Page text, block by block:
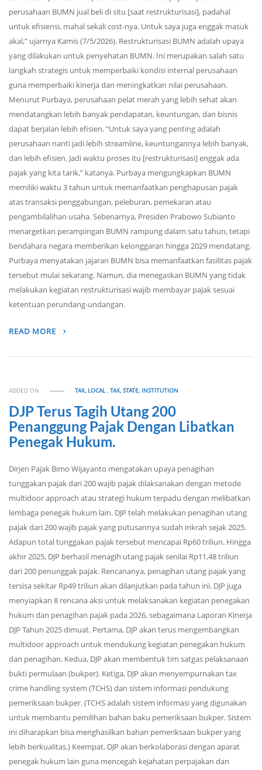
perusahaan BUMN jual beli di situ [saat restrukturisasi], padahal
untuk efisiensi, mahal sekali cost-nya. Untuk saya juga enggak masuk
akal,” ujarnya Kamis (7/5/2026). Restrukturisasi BUMN adalah upaya
yang dilakukan untuk penyehatan BUMN. Ini merupakan salah satu
langkah strategis untuk memperbaiki kondisi internal perusahaan
guna memperbaiki kinerja dan meningkatkan nilai perusahaan.
Menurut Purbaya, perusahaan pelat merah yang lebih sehat akan
mendatangkan lebih banyak pendapatan, keuntungan, dan bisnis
dapat berjalan lebih efisien. “Untuk saya yang penting adalah
perusahaan nanti jadi lebih streamline, keuntungannya lebih banyak,
dan lebih efisien. Jadi waktu proses itu [restrukturisasi] enggak ada
pajak yang kita tarik,” katanya. Purbaya mengungkapkan BUMN
memiliki waktu 3 tahun untuk memanfaatkan penghapusan pajak
atas transaksi penggabungan, peleburan, pemekaran atau
pengambilalihan usaha. Sebenarnya, Presiden Prabowo Subianto
menargetkan perampingan BUMN rampung dalam satu tahun, tetapi
bendahara negara memberikan kelonggaran hingga 2029 mendatang.
Purbaya menyatakan jajaran BUMN bisa memanfaatkan fasilitas pajak
tersebut mulai sekarang. Namun, dia menegaskan BUMN yang tidak
melakukan kegiatan restrukturisasi wajib membayar pajak sesuai
ketentuan perundang-undangan.
READ MORE
ADDED ON TAX, LOCAL,TAX, STATE, INSTITUTION
DJP Terus Tagih Utang 200
Penanggung Pajak Dengan Libatkan
Penegak Hukum.
Dirjen Pajak Bimo Wijayanto mengatakan upaya penagihan
tunggakan pajak dari 200 wajib pajak dilaksanakan dengan metode
multidoor approach atau strategi hukum terpadu dengan melibatkan
lembaga penegak hukum lain. DJP telah melakukan penagihan utang
pajak dari 200 wajib pajak yang putusannya sudah inkrah sejak 2025.
Adapun total tunggakan pajak tersebut mencapai Rp60 triliun. Hingga
akhir 2025, DJP berhasil menagih utang pajak senilai Rp11,48 triliun
dari 200 penunggak pajak. Rencananya, penagihan utang pajak yang
tersisa sekitar Rp49 triliun akan dilanjutkan pada tahun ini. DJP juga
menyiapkan 8 rencana aksi untuk melaksanakan kegiatan penegakan
hukum dan penagihan pajak pada 2026, sebagaimana Laporan Kinerja
DJP Tahun 2025 dimuat. Pertama, DJP akan terus mengembangkan
multidoor approach untuk mendukung kegiatan penegakan hukum
dan penagihan. Kedua, DJP akan membentuk tim satgas pelaksanaan
bukti permulaan (bukper). Ketiga, DJP akan menyempurnakan tax
crime handling system (TCHS) dan sistem informasi pendukung
pemeriksaan bukper. (TCHS adalah sistem informasi yang digunakan
untuk membantu pemilihan bahan baku pemeriksaan bukper. Sistem
ini diharapkan bisa menghasilkan bahan pemeriksaan bukper yang
lebih berkualitas.) Keempat, DJP akan berkolaborasi dengan aparat
penegak hukum lain guna mencegah kejahatan perpajakan dan